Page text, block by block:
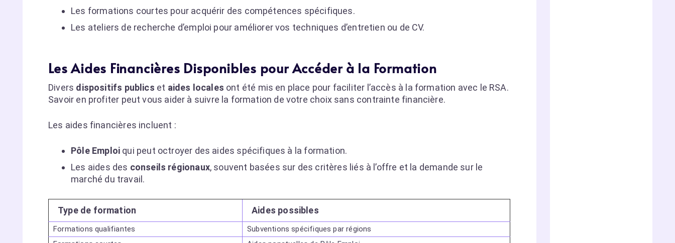
Les formations courtes pour acquérir des compétences spécifiques.
Les ateliers de recherche d’emploi pour améliorer vos techniques d’entretien ou de CV.
Les Aides Financières Disponibles pour Accéder à la Formation
Divers dispositifs publics et aides locales ont été mis en place pour faciliter l’accès à la formation avec le RSA.
Savoir en profiter peut vous aider à suivre la formation de votre choix sans contrainte financière.
Les aides financières incluent :
Pôle Emploi qui peut octroyer des aides spécifiques à la formation.
Les aides des conseils régionaux, souvent basées sur des critères liés à l’offre et la demande sur le
marché du travail.
Type de formation Aides possibles
Formations qualifiantes
Subventions spécifiques par régions